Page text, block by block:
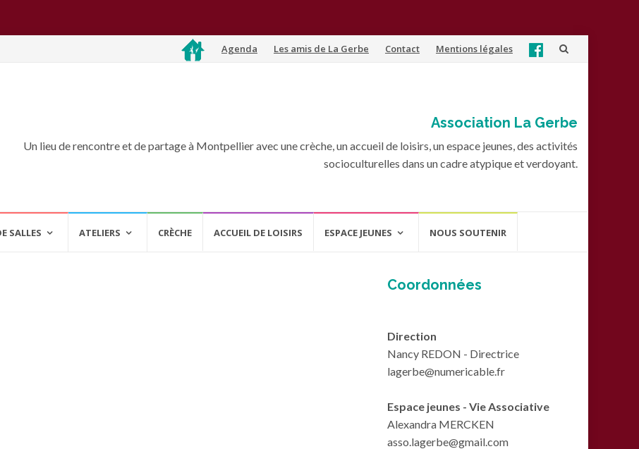
Aller Agenda Les amis de La Gerbe Contact Mentions légales
Association La Gerbe
Un lieu de rencontre et de partage à Montpellier avec une crèche, un accueil de loisirs, un espace jeunes, des activités
socioculturelles dans un cadre atypique et verdoyant.
SALLES ATELIERS CRÈCHE ACCUEIL DE LOISIRS ESPACE JEUNES NOUS SOUTENIR
Coordonnées
Direction
Nancy REDON - Directrice
lagerbe@numericable.fr
Espace jeunes - Vie Associative
Alexandra MERCKEN
asso.lagerbe@gmail.com